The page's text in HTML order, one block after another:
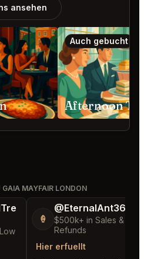
ansehen
Auch gebucht
GAIA MAYFAIR LONDON
🍦
@EternalAnt36
$500k+ in Sales & Low
Refunds
Hier erfuellt